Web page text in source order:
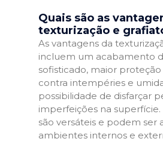
Quais são as
texturização e
As vantagens da
incluem um acabamento
sofisticado, maior
contra intempéries e
possibilidade de disfarçar
imperfeições na superfície.
são versáteis e podem ser
ambientes internos e